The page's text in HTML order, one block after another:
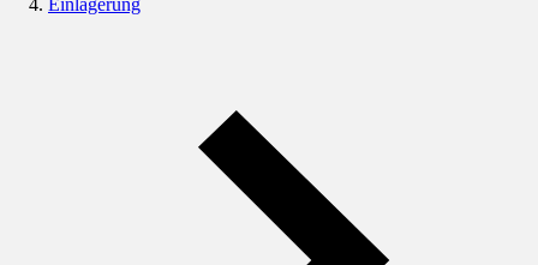
Einlagerung